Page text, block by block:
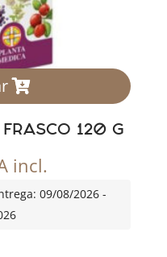
FRASCO 120 G
incl.
09/08/2026 -